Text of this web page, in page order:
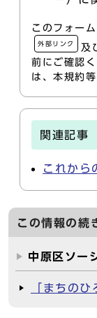
このフォー
外部リンク 及
前にご確認
は、本規約
関連記事
これから
この情報の続
中原区ソー
「まちの